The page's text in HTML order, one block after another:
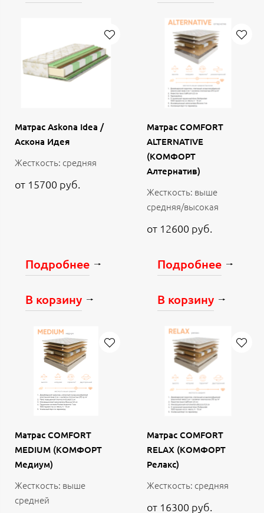
Матрас Askona Idea /
Аскона Идея
Жесткость: средняя
от 15700 руб.
Подробнее
В корзину
Матрас COMFORT
ALTERNATIVE
(КОМФОРТ
Алтернатив)
Жесткость: выше
средняя/высокая
от 12600 руб.
Подробнее
В корзину
Матрас COMFORT
MEDIUM (КОМФОРТ
Медиум)
Жесткость: выше
средней
Матрас COMFORT
RELAX (КОМФОРТ
Релакс)
Жесткость: средняя
от 16300 руб.